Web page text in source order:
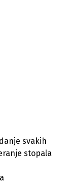
svakih
stopala